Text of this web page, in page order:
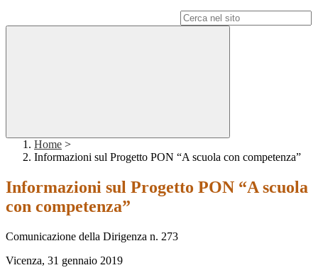
Home >
Informazioni sul Progetto PON “A scuola con competenza”
Informazioni sul Progetto PON “A scuola
con competenza”
Comunicazione della Dirigenza n. 273
Vicenza, 31 gennaio 2019